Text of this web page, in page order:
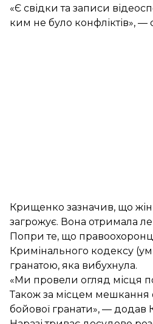
«Є свідки та записи
ким не було конфліктів», —
Крищенко зазначив, що
загрожує. Вона отримала
Попри те, що
Кримінального кодексу
гранатою, яка вибухнула.
«Ми провели огляд місця
Також за місцем мешкання
бойової гранати», — додав